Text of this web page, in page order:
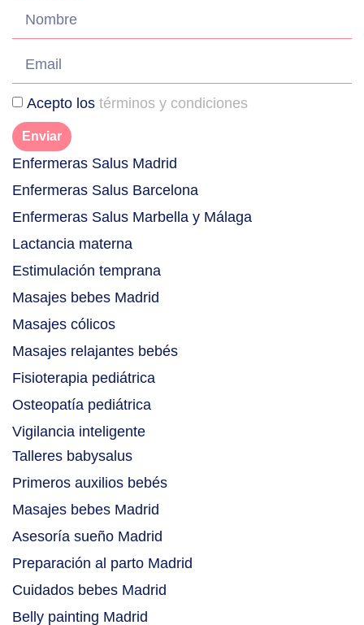
Acepto los términos y condiciones
Enviar
Enfermeras Salus Madrid
Enfermeras Salus Barcelona
Enfermeras Salus Marbella y Málaga
Lactancia materna
Estimulación temprana
Masajes bebes Madrid
Masajes cólicos
Masajes relajantes bebés
Fisioterapia pediátrica
Osteopatía pediátrica
Vigilancia inteligente
Talleres babysalus
Primeros auxilios bebés
Masajes bebes Madrid
Asesoría sueño Madrid
Preparación al parto Madrid
Cuidados bebes Madrid
Belly painting Madrid